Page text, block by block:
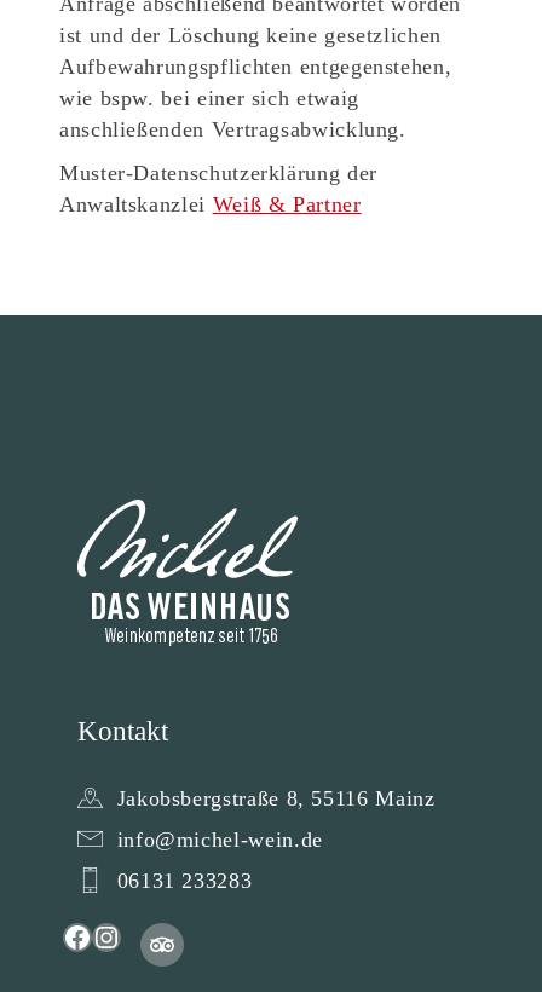
ist und der Löschung keine gesetzlichen
Aufbewahrungspflichten entgegenstehen,
wie bspw. bei einer sich etwaig
anschließenden Vertragsabwicklung.
Muster-Datenschutzerklärung der
Anwaltskanzlei Weiß & Partner
Kontakt
Jakobsbergstraße 8, 55116 Mainz
info@michel-wein.de
06131 233283
F I
T
r